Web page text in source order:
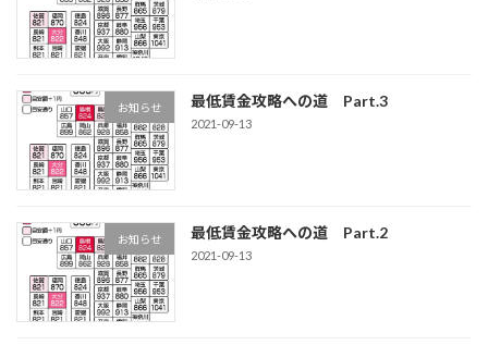
お知らせ 最低賃金攻略への道 Part.3
2021-09-13
お知らせ 最低賃金攻略への道 Part.2
2021-09-13